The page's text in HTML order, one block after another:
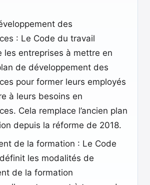
des
: Le Code du travail
les entreprises à mettre en
de développement des
pour former leurs employés
à leurs besoins en
Cela remplace l’ancien plan
depuis la réforme de 2018.
de la formation : Le Code
les modalités de
de la formation